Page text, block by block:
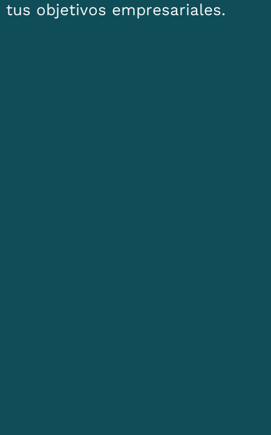
tus objetivos empresariales.